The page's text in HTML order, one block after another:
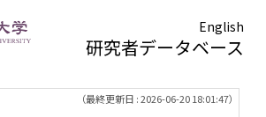
English
研究者データベース
（最終更新日 : 2026-06-20 18:01:47）